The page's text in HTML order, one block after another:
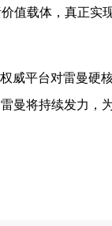
值载体，真正实
威平台对雷曼硬
曼将持续发力，